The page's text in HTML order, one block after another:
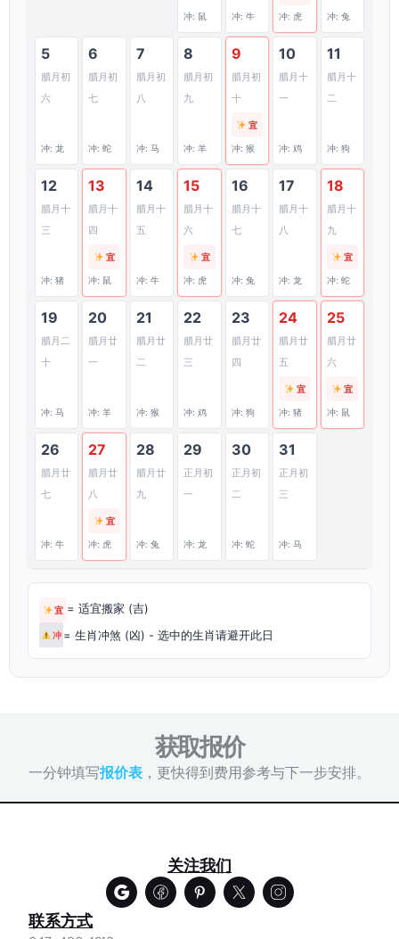
冲: 鼠 冲: 牛 冲: 虎 冲: 兔
5
腊月初
六
冲: 龙
6
腊月初
七
冲: 蛇
7
腊月初
八
冲: 马
8
腊月初
九
冲: 羊
9
腊月初
十
宜
冲: 猴
10
腊月十
一
冲: 鸡
11
腊月十
二
冲: 狗
12
腊月十
三
冲: 猪
13
腊月十
四
宜
冲: 鼠
14
腊月十
五
冲: 牛
15
腊月十
六
宜
冲: 虎
16
腊月十
七
冲: 兔
17
腊月十
八
冲: 龙
18
腊月十
九
宜
冲: 蛇
19
腊月二
十
冲: 马
20
腊月廿
一
冲: 羊
21
腊月廿
二
冲: 猴
22
腊月廿
三
冲: 鸡
23
腊月廿
四
冲: 狗
24
腊月廿
五
宜
冲: 猪
25
腊月廿
六
宜
冲: 鼠
26
腊月廿
七
冲: 牛
27
腊月廿
八
宜
冲: 虎
28
腊月廿
九
冲: 兔
29
正月初
一
冲: 龙
30
正月初
二
冲: 蛇
31
正月初
三
冲: 马
宜 = 适宜搬家 (吉)
冲 = 生肖冲煞 (凶) - 选中的生肖请避开此日
获取报价
一分钟填写报价表 ，更快得到费用参考与下一步安排。
关注我们
联系方式